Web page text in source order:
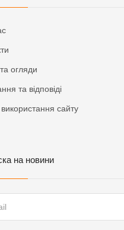
огляди
та відповіді
сайту
на новини